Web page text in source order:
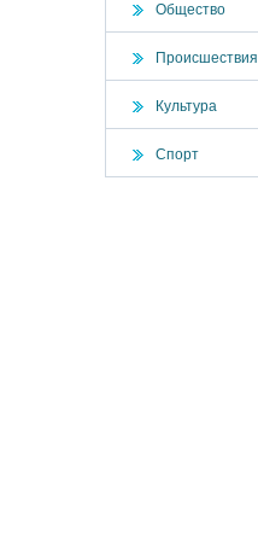
Общество
Происшествия
Культура
Спорт